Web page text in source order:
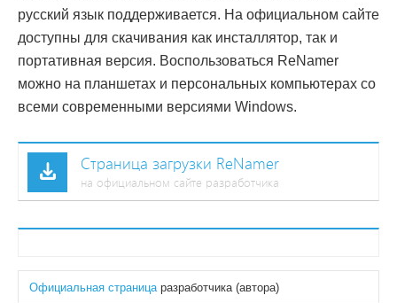
русский язык поддерживается. На официальном сайте
доступны для скачивания как инсталлятор, так и
портативная версия. Воспользоваться ReNamer
можно на планшетах и персональных компьютерах со
всеми современными версиями Windows.
Страница загрузки ReNamer
на официальном сайте разработчика
Официальная страница разработчика (автора)